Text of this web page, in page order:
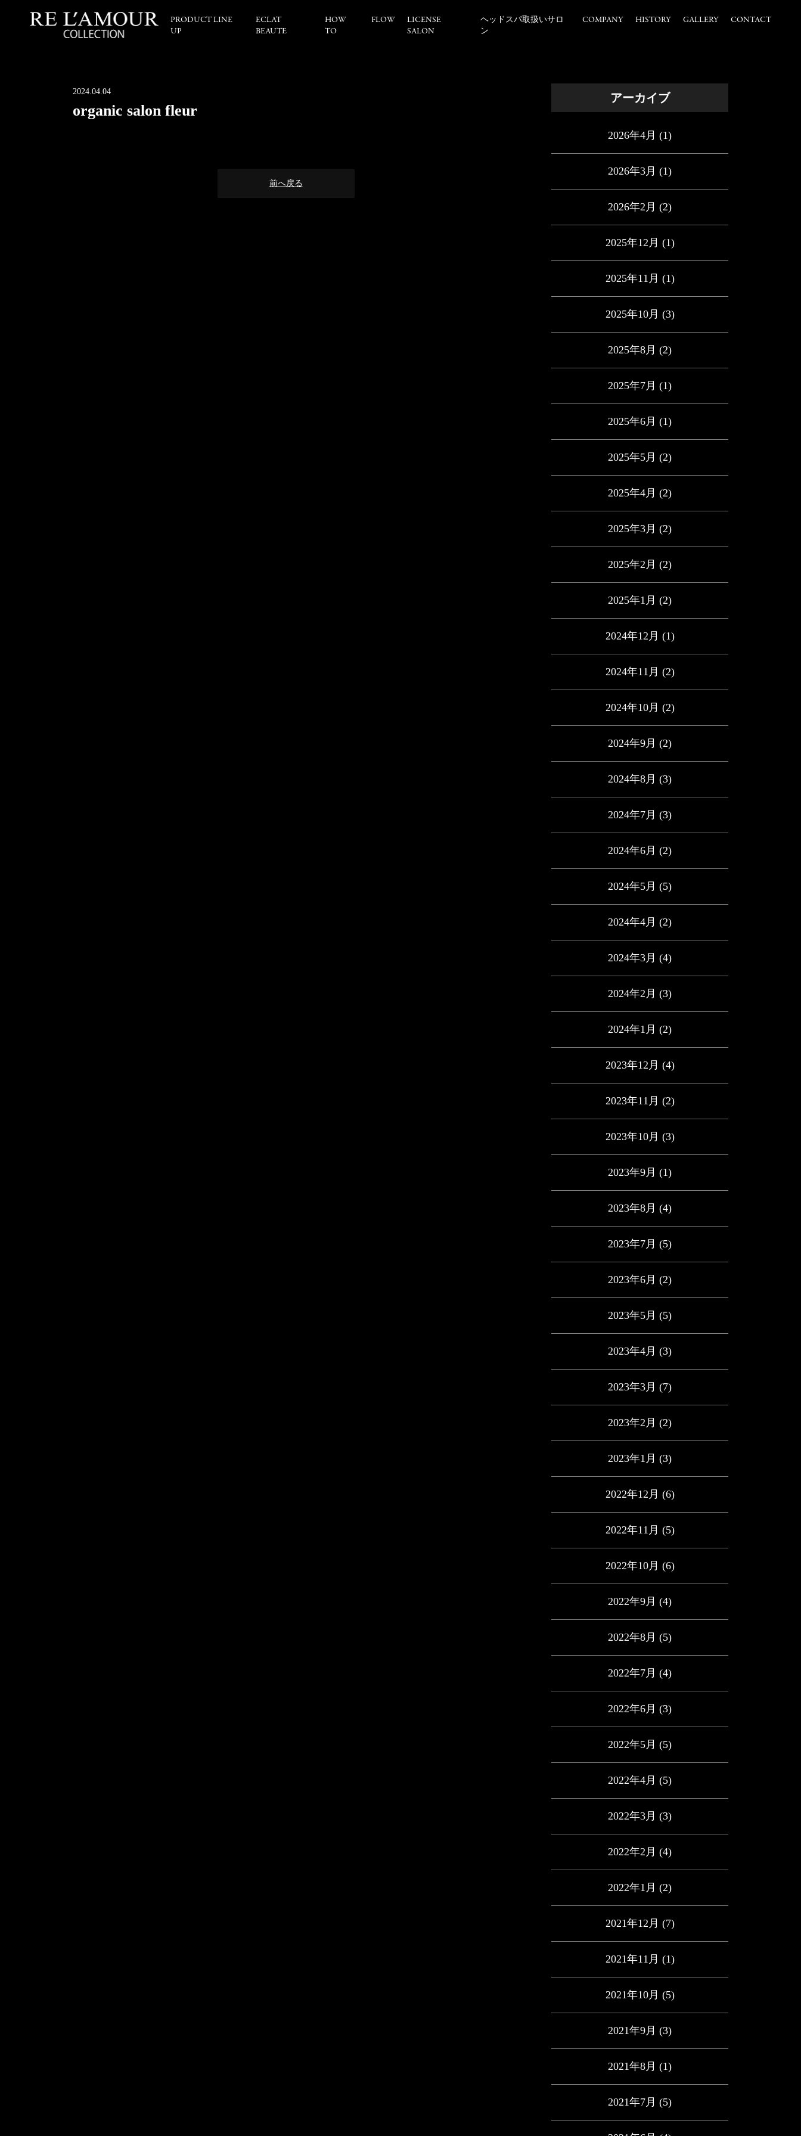
PRODUCT LINE
UP
ECLAT
BEAUTE
HOW
TO
FLOW
LICENSE
SALON
ヘッドスパ取扱いサロ
ン
COMPANY HISTORY GALLERY CONTACT
2024.04.04
organic salon fleur
前へ戻る
アーカイブ
2026年4月 (1)
2026年3月 (1)
2026年2月 (2)
2025年12月 (1)
2025年11月 (1)
2025年10月 (3)
2025年8月 (2)
2025年7月 (1)
2025年6月 (1)
2025年5月 (2)
2025年4月 (2)
2025年3月 (2)
2025年2月 (2)
2025年1月 (2)
2024年12月 (1)
2024年11月 (2)
2024年10月 (2)
2024年9月 (2)
2024年8月 (3)
2024年7月 (3)
2024年6月 (2)
2024年5月 (5)
2024年4月 (2)
2024年3月 (4)
2024年2月 (3)
2024年1月 (2)
2023年12月 (4)
2023年11月 (2)
2023年10月 (3)
2023年9月 (1)
2023年8月 (4)
2023年7月 (5)
2023年6月 (2)
2023年5月 (5)
2023年4月 (3)
2023年3月 (7)
2023年2月 (2)
2023年1月 (3)
2022年12月 (6)
2022年11月 (5)
2022年10月 (6)
2022年9月 (4)
2022年8月 (5)
2022年7月 (4)
2022年6月 (3)
2022年5月 (5)
2022年4月 (5)
2022年3月 (3)
2022年2月 (4)
2022年1月 (2)
2021年12月 (7)
2021年11月 (1)
2021年10月 (5)
2021年9月 (3)
2021年8月 (1)
2021年7月 (5)